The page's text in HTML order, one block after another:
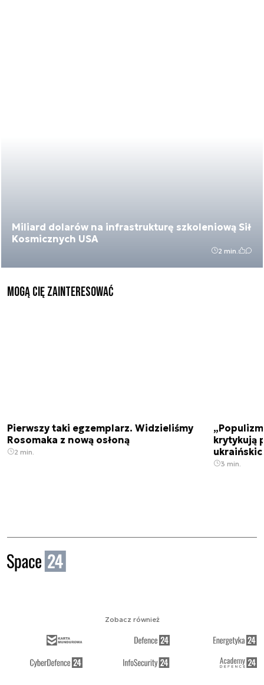
Miliard dolarów na infrastrukturę szkoleniową Sił
Kosmicznych USA
2 min.
Mogą Cię zainteresować
Pierwszy taki egzemplarz. Widzieliśmy
Rosomaka z nową osłoną
2 min.
krytykują
3 min.
Zobacz również